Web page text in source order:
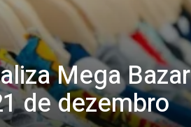
Mega Bazar
de dezembro